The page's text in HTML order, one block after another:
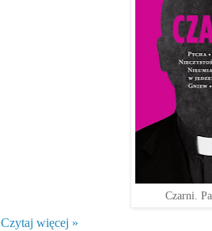
Czarni.
Czytaj więcej »